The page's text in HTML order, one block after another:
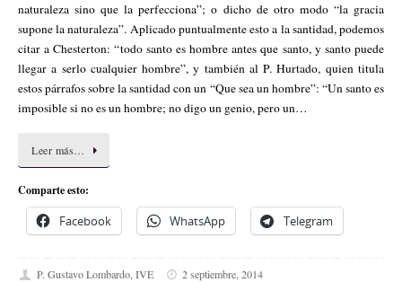
naturaleza sino que la perfecciona”; o dicho de otro modo “la gracia
supone la naturaleza”. Aplicado puntualmente esto a la santidad, podemos
citar a Chesterton: “todo santo es hombre antes que santo, y santo puede
llegar a serlo cualquier hombre”, y también al P. Hurtado, quien titula
estos párrafos sobre la santidad con un “Que sea un hombre”: “Un santo es
imposible si no es un hombre; no digo un genio, pero un…
Leer más…
Comparte esto:
Facebook WhatsApp Telegram
P. Gustavo Lombardo, IVE
2 septiembre, 2014